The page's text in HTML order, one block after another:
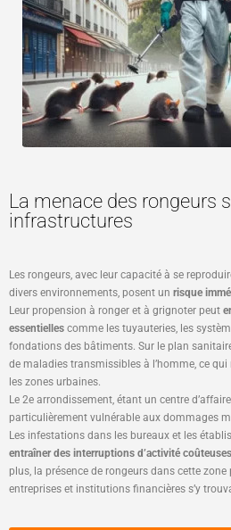
La menace des rongeurs
infrastructures
Les rongeurs, avec leur capacité à se
divers environnements, posent un risque
Leur propension à ronger et à grignoter peut
essentielles comme les tuyauteries, les
fondations des bâtiments. Sur le plan
de maladies transmissibles à l’homme, ce
les zones urbaines.
Le 2e arrondissement, étant un centre
particulièrement vulnérable aux dommages
Les infestations dans les bureaux et les
entraîner des interruptions d’activité
plus, la présence de rongeurs dans cette
entreprises et institutions financières s’y